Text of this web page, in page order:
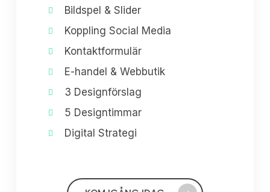
Bildspel & Slider
Koppling Social Media
Kontaktformulär
E-handel & Webbutik
3 Designförslag
5 Designtimmar
Digital Strategi